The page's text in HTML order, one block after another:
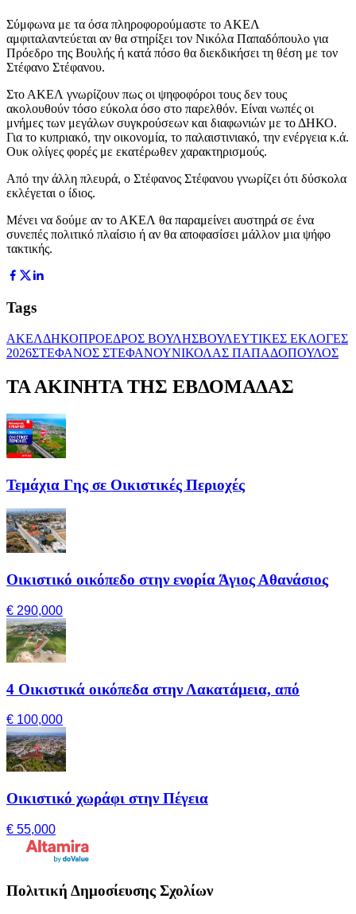
Σύμφωνα με τα όσα πληροφορούμαστε το ΑΚΕΛ
αμφιταλαντεύεται αν θα στηρίξει τον Νικόλα Παπαδόπουλο για
Πρόεδρο της Βουλής ή κατά πόσο θα διεκδικήσει τη θέση με τον
Στέφανο Στέφανου.
Στο ΑΚΕΛ γνωρίζουν πως οι ψηφοφόροι τους δεν τους
ακολουθούν τόσο εύκολα όσο στο παρελθόν. Είναι νωπές οι
μνήμες των μεγάλων συγκρούσεων και διαφωνιών με το ΔΗΚΟ.
Για το κυπριακό, την οικονομία, το παλαιστινιακό, την ενέργεια κ.ά.
Ουκ ολίγες φορές με εκατέρωθεν χαρακτηρισμούς.
Από την άλλη πλευρά, ο Στέφανος Στέφανου γνωρίζει ότι δύσκολα
εκλέγεται ο ίδιος.
Μένει να δούμε αν το ΑΚΕΛ θα παραμείνει αυστηρά σε ένα
συνεπές πολιτικό πλαίσιο ή αν θα αποφασίσει μάλλον μια ψήφο
τακτικής.
Tags
ΑΚΕΛΔΗΚΟΠΡΟΕΔΡΟΣ ΒΟΥΛΗΣΒΟΥΛΕΥΤΙΚΕΣ ΕΚΛΟΓΕΣ
2026ΣΤΕΦΑΝΟΣ ΣΤΕΦΑΝΟΥΝΙΚΟΛΑΣ ΠΑΠΑΔΟΠΟΥΛΟΣ
ΤΑ ΑΚΙΝΗΤΑ ΤΗΣ ΕΒΔΟΜΑΔΑΣ
Τεμάχια Γης σε Οικιστικές Περιοχές
Οικιστικό οικόπεδο στην ενορία Άγιος Αθανάσιος
€ 290,000
4 Οικιστικά οικόπεδα στην Λακατάμεια, από
€ 100,000
Οικιστικό χωράφι στην Πέγεια
€ 55,000
Πολιτική Δημοσίευσης Σχολίων